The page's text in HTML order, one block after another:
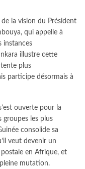
la vision du Président
qui appelle à
instances
illustre cette
plus
participe désormais à
ouverte pour la
groupes les plus
consolide sa
veut devenir un
en Afrique, et
mutation.